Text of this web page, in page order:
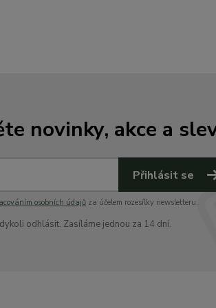
novinky, akce a
Přihlásit se
osobních údajů za účelem rozesílky newsletteru.
odhlásit. Zasíláme jednou za 14 dní.